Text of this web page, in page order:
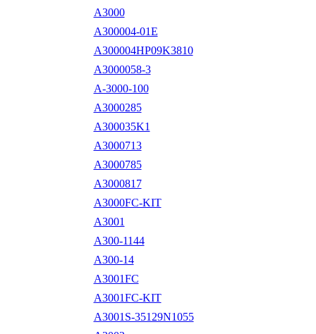
A3000
A300004-01E
A300004HP09K3810
A3000058-3
A-3000-100
A3000285
A300035K1
A3000713
A3000785
A3000817
A3000FC-KIT
A3001
A300-1144
A300-14
A3001FC
A3001FC-KIT
A3001S-35129N1055